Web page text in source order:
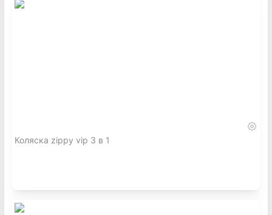
Коляска zippy vip 3 в 1